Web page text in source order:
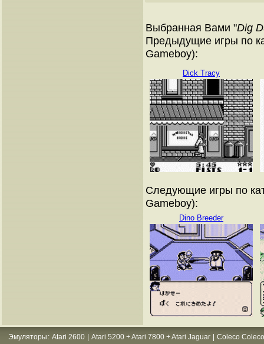
Выбранная Вами "Dig
Предыдущие игры по
Gameboy):
Dick Tracy
Следующие игры по
Gameboy):
Dino Breeder
Эмуляторы : Atari 2600 Atari 5200 + Atari 7800 + Atari Jaguar
Coleco